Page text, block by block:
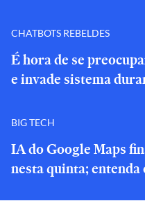
CHATBOTS REBELDES
É hora de se
e invade sistema
BIG TECH
IA do Google Maps
nesta quinta; entenda